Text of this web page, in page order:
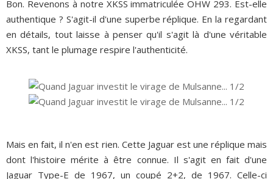
Bon. Revenons à notre XKSS immatriculée OHW 293. Est-elle
authentique ? S'agit-il d'une superbe réplique. En la regardant
en détails, tout laisse à penser qu'il s'agit là d'une véritable
XKSS, tant le plumage respire l'authenticité.
Mais en fait, il n'en est rien. Cette Jaguar est une réplique mais
dont l'histoire mérite à être connue. Il s'agit en fait d'une
Jaguar Type-E de 1967, un coupé 2+2, de 1967. Celle-ci